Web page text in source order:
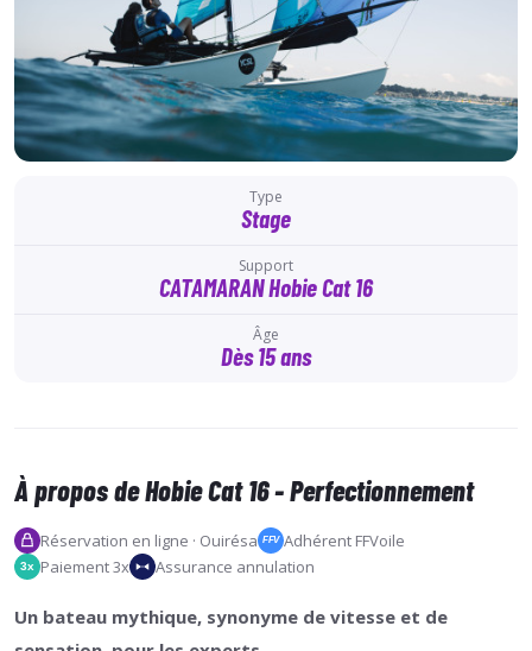
Type
Stage
Support
CATAMARAN Hobie Cat 16
Âge
Dès 15 ans
À propos de Hobie Cat 16 - Perfectionnement
Réservation en ligne · Ouirésa FFV Adhérent FFVoile
3x Paiement 3x Assurance annulation
Un bateau mythique, synonyme de vitesse et de